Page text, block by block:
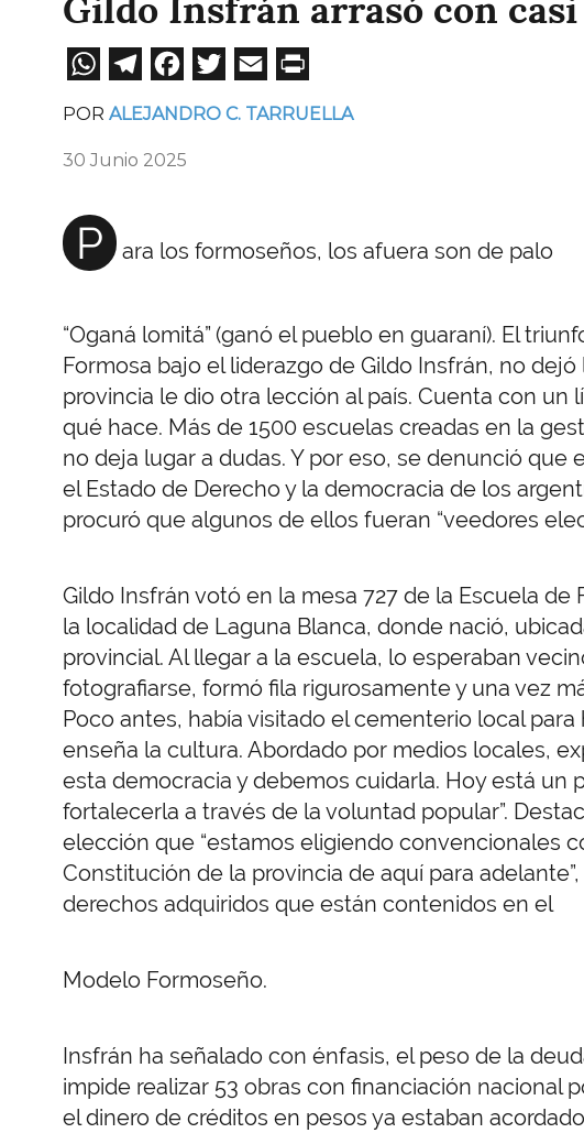
Gildo Insfrán arrasó con casi
WhatsApp
Telegram
Facebook
Twitter
Email
POR ALEJANDRO C. TARRUELLA
30 Junio 2025
P ara los formoseños, los afuera son de palo
“Oganá lomitá” (ganó el pueblo en guaraní). El
Formosa bajo el liderazgo de Gildo Insfrán, no
provincia le dio otra lección al país. Cuenta con un
qué hace. Más de 1500 escuelas creadas en la
no deja lugar a dudas. Y por eso, se denunció que
el Estado de Derecho y la democracia de los
procuró que algunos de ellos fueran “veedores
Gildo Insfrán votó en la mesa 727 de la Escuela de
la localidad de Laguna Blanca, donde nació,
provincial. Al llegar a la escuela, lo esperaban
fotografiarse, formó fila rigurosamente y una vez
Poco antes, había visitado el cementerio local
enseña la cultura. Abordado por medios locales,
esta democracia y debemos cuidarla. Hoy está un
fortalecerla a través de la voluntad popular”.
elección que “estamos eligiendo convencionales
Constitución de la provincia de aquí para
derechos adquiridos que están contenidos en el
Modelo Formoseño.
Insfrán ha señalado con énfasis, el peso de la
impide realizar 53 obras con financiación nacional
el dinero de créditos en pesos ya estaban